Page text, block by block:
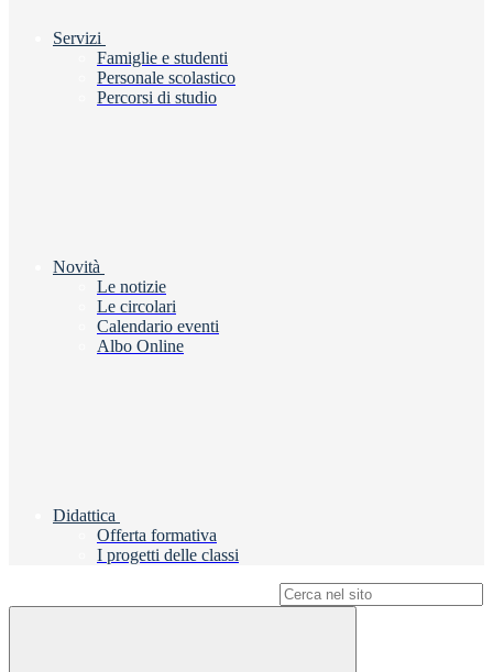
Servizi
Famiglie e studenti
Personale scolastico
Percorsi di studio
Novità
Le notizie
Le circolari
Calendario eventi
Albo Online
Didattica
Offerta formativa
I progetti delle classi